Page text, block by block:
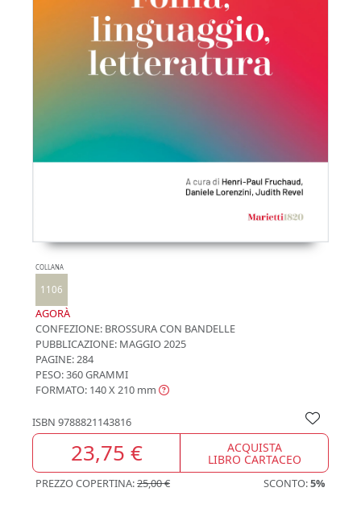
COLLANA
1106
AGORÀ
CONFEZIONE: BROSSURA CON BANDELLE
PUBBLICAZIONE: MAGGIO 2025
PAGINE: 284
PESO: 360 GRAMMI
FORMATO: 140 X 210 mm
ISBN 9788821143816
23,75 € ACQUISTA
LIBRO CARTACEO
PREZZO COPERTINA:25,00 € SCONTO:5%